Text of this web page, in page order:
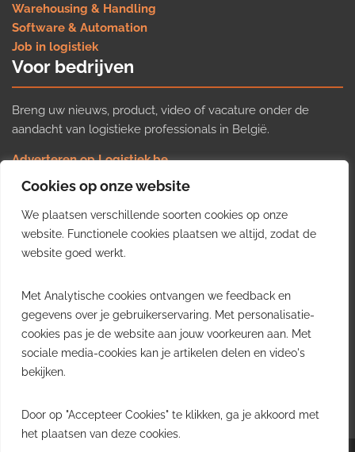
Cookies op onze website
We plaatsen verschillende soorten cookies op onze
website. Functionele cookies plaatsen we altijd, zodat de
website goed werkt.
Met Analytische cookies ontvangen we feedback en
gegevens over je gebruikerservaring. Met personalisatie-
cookies pas je de website aan jouw voorkeuren aan. Met
sociale media-cookies kan je artikelen delen en video's
bekijken.
Door op "Accepteer Cookies" te klikken, ga je akkoord met
het plaatsen van deze cookies.
Warehousing & Handling
Software & Automation
Job in logistiek
Voor bedrijven
Breng uw nieuws, product, video of vacature onder de
aandacht van logistieke professionals in België.
Adverteren op Logistiek.be
Nieuws insturen
Uw video op Logistiek.TV
Job plaatsen
Gratis wekelijkse update
inzichten uit de Belgische logistieke sector in uw inbox.
Ontvang je gratis
wekelijkse update